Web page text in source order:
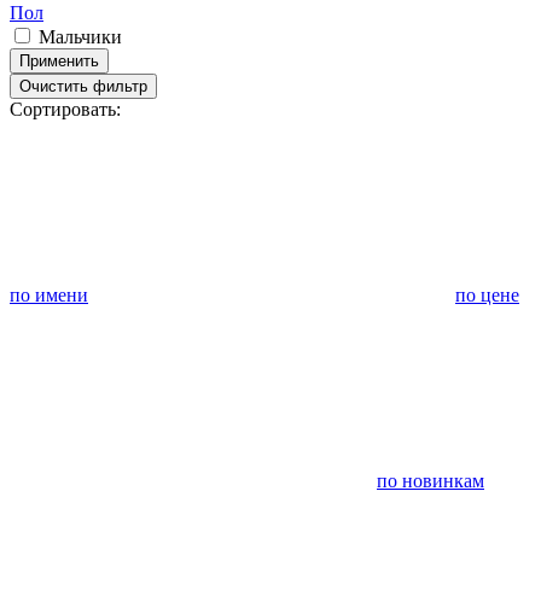
Пол
Мальчики
Применить
Очистить фильтр
Сортировать:
по имени по цене
по новинкам